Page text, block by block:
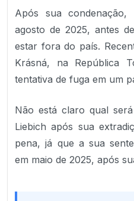
Após sua condenação,
agosto de 2025, antes
estar fora do país.
Krásná, na República
tentativa de fuga em um
Não está claro qual
Liebich após sua
pena, já que a sua
em maio de 2025, após